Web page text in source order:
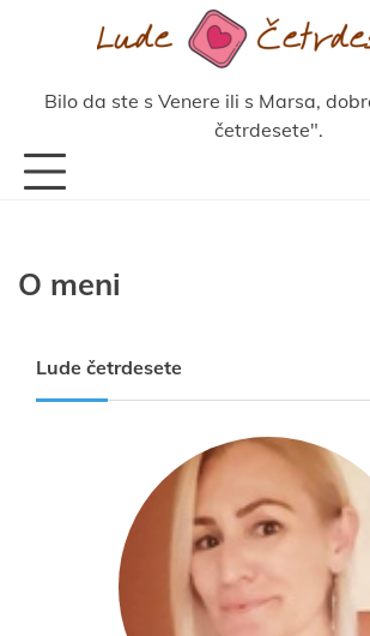
Bilo da ste s Venere ili s Marsa,
četrdesete".
O meni
Lude četrdesete